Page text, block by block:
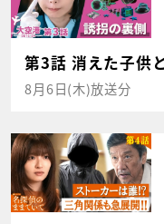
第3話 消えた子供
8月6日(木)放送分